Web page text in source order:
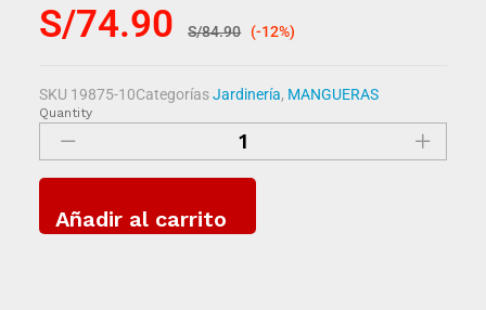
S/74.90 S/84.90 (-12%)
SKU 19875-10Categorías Jardinería, MANGUERAS
Quantity
Añadir al carrito